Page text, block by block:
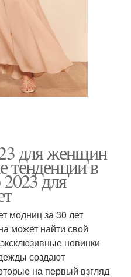
для женщин
тенденции в
2023 для
модниц за 30 лет
может найти свой
новинки
создают
на первый взгляд